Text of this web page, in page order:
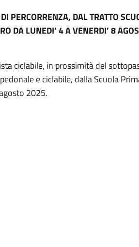
PERCORRENZA, DAL TRATTO
DA LUNEDI’ 4 A VENERDI’ 8
ciclabile, in prossimità del
e ciclabile, dalla Scuola
2025.